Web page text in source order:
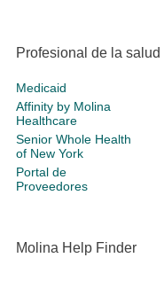
Profesional de la salud
Medicaid
Affinity by Molina
Healthcare
Senior Whole Health
of New York
Portal de
Proveedores
Molina Help Finder